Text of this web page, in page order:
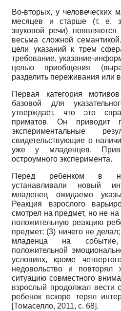
Во-вторых, у человеческих
месяцев и старше (т. е.
звуковой речи)
весьма сложной
цели указаний к трем
требование, указание-
целью приобщения
разделить переживания или
Первая категория
базовой для
утверждает, что это
приматов. Он приводит
экспериментальные
свидетельствующие о
уже у младенцев.
остроумного эксперимента.
Перед ребенком в
устанавливали новый
младенец ожидаемо
Реакция взрослого
смотрел на предмет, но не
положительную реакцию
предмет; (3) ничего не
младенца на
положительной
условиях, кроме
недовольство и повторял
ситуацию совместного
взрослый продолжал вести
ребенок вскоре терял
[Томаселло, 2011, с. 68].